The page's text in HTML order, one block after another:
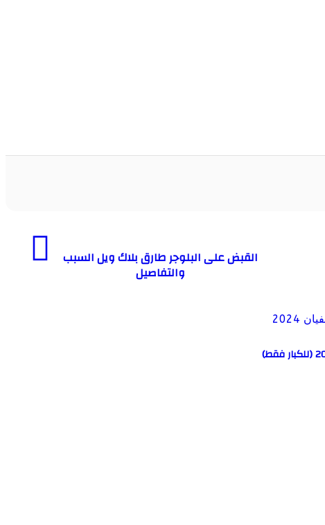
القبض على البلوجر طارق بلاك ويل السبب
والتفاصيل
حصريا.. فيلم ميرا النوري مع المغربي سفيان 2024 (للكبار فقط)